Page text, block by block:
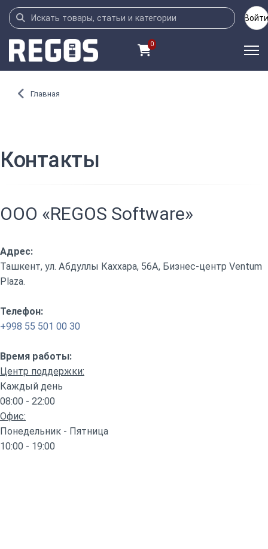
0
Главная
Контакты
OOO «REGOS Software»
Адрес:
Ташкент, ул. Абдуллы Каххара, 56А, Бизнес-центр Ventum
Plaza.
Телефон:
+998 55 501 00 30
Время работы:
Центр поддержки:
Каждый день
08:00 - 22:00
Офис:
Понедельник - Пятница
10:00 - 19:00